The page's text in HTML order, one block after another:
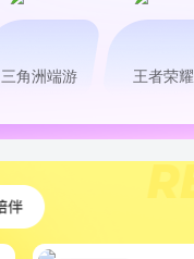
三角洲端游 王者荣耀